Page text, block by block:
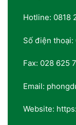
Hotline: 0818
Số điện
Fax: 028 625
Email:
Website: